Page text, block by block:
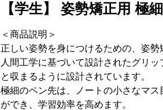
【学生】 姿勢矯正用 極
＜商品説明＞
正しい姿勢を身につけるための、姿勢
人間工学に基づいて設計されたグリ
と収まるように設計されています。
極細のペン先は、ノートの小さなマス
ができ、学習効率を高めます。